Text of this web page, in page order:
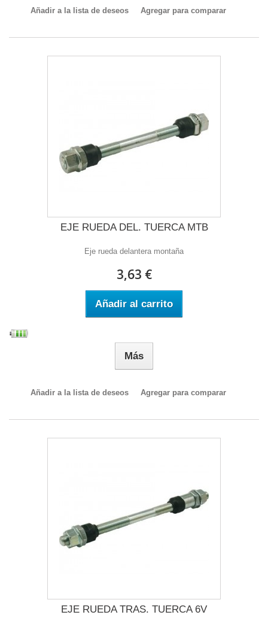
Añadir a la lista de deseos Agregar para comparar
EJE RUEDA DEL. TUERCA MTB
Eje rueda delantera montaña
3,63 €
Añadir al carrito
Más
Añadir a la lista de deseos Agregar para comparar
EJE RUEDA TRAS. TUERCA 6V